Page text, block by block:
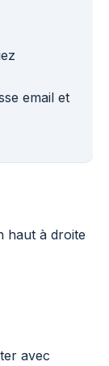
email et
haut à droite
avec